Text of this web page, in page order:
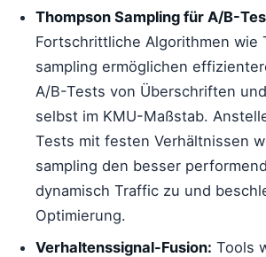
Thompson Sampling für A/B-
Fortschrittliche Algorithmen wie
sampling ermöglichen
A/B-Tests von Überschriften
selbst im KMU-Maßstab.
Tests mit festen Verhältnissen
sampling den besser
dynamisch Traffic zu und
Optimierung.
Verhaltenssignal-Fusion: Tools